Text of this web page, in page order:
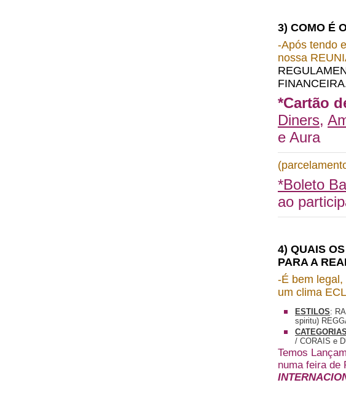
3) COMO É
-Após tendo
nossa
*Cartão
Diners,
e Aura
*Boleto
ao
4) QUAIS
PARA A
-É bem
um clima
ESTILOS:
spiritu)
CATEGORIAS
/ CORAIS e
Temos
numa feira de